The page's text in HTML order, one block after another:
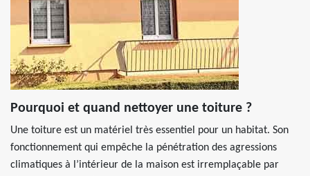
Pourquoi et quand nettoyer une toiture ?
Une toiture est un matériel très essentiel pour un habitat. Son
fonctionnement qui empêche la pénétration des agressions
climatiques à l’intérieur de la maison est irremplaçable par